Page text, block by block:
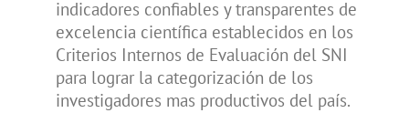
indicadores confiables y transparentes de
excelencia científica establecidos en los
Criterios Internos de Evaluación del SNI
para lograr la categorización de los
investigadores mas productivos del país.